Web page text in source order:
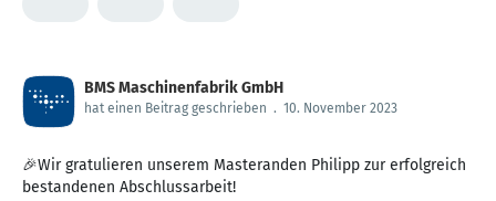
BMS Maschinenfabrik GmbH
hat einen Beitrag geschrieben . 10. November 2023
🎉Wir gratulieren unserem Masteranden Philipp zur erfolgreich
bestandenen Abschlussarbeit!